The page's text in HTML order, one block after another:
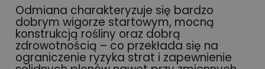
Odmiana charakteryzuje się bardzo
dobrym wigorze startowym, mocną
konstrukcją rośliny oraz dobrą
zdrowotnością – co przekłada się na
ograniczenie ryzyka strat i zapewnienie